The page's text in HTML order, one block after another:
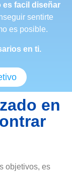
es facil diseñar
sentirte
es posible.
en ti.
en
objetivos, es